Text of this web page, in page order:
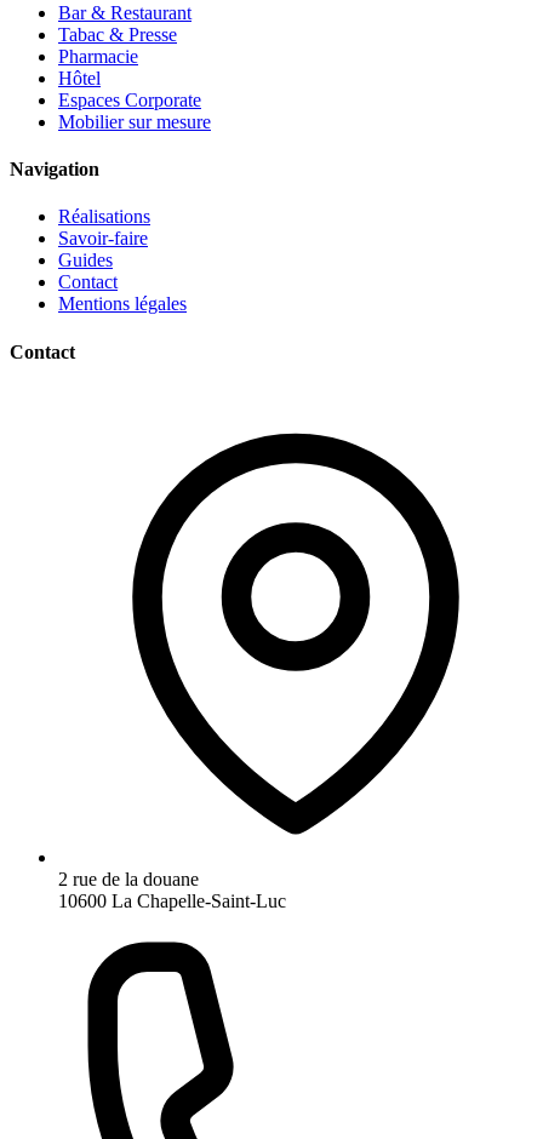
Bar & Restaurant
Tabac & Presse
Pharmacie
Hôtel
Espaces Corporate
Mobilier sur mesure
Navigation
Réalisations
Savoir-faire
Guides
Contact
Mentions légales
Contact
2 rue de la douane
10600 La Chapelle-Saint-Luc